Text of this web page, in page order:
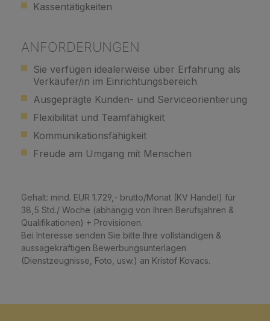
Kassentätigkeiten
ANFORDERUNGEN
Sie verfügen idealerweise über Erfahrung als
Verkäufer/in im Einrichtungsbereich
Ausgeprägte Kunden- und Serviceorientierung
Flexibilität und Teamfähigkeit
Kommunikationsfähigkeit
Freude am Umgang mit Menschen
Gehalt: mind. EUR 1.729,- brutto/Monat (KV Handel) für
38,5 Std./ Woche (abhängig von Ihren Berufsjahren &
Qualifikationen) + Provisionen.
Bei Interesse senden Sie bitte Ihre vollständigen &
aussagekräftigen Bewerbungsunterlagen
(Dienstzeugnisse, Foto, usw.) an Kristof Kovacs.